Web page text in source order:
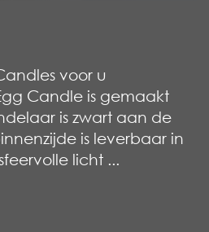
voor u
Candle is gemaakt
is zwart aan de
is leverbaar in
licht ...